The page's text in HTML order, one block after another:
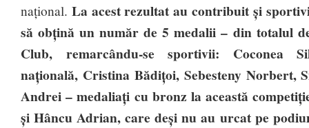
național. La acest rezultat au contribuit și
să obțină un număr de 5 medalii – din totalul
Club, remarcându-se sportivii: Coconea
națională, Cristina Bădițoi, Sebesteny Norbert,
Andrei – medaliați cu bronz la această
și Hâncu Adrian, care deși nu au urcat pe